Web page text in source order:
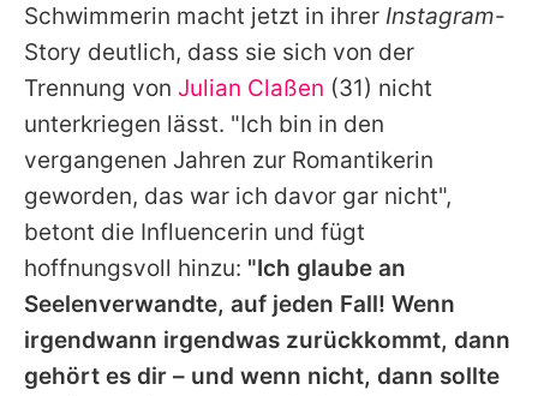
Datenschutzerklärung
Nutzungsbedingungen
Utiq verwalten
Schwimmerin macht jetzt in ihrer Instagram-
Story deutlich, dass sie sich von der
Trennung von Julian Claßen (31) nicht
unterkriegen lässt. "Ich bin in den
vergangenen Jahren zur Romantikerin
geworden, das war ich davor gar nicht",
betont die Influencerin und fügt
hoffnungsvoll hinzu: "Ich glaube an
Seelenverwandte, auf jeden Fall! Wenn
irgendwann irgendwas zurückkommt, dann
gehört es dir – und wenn nicht, dann sollte